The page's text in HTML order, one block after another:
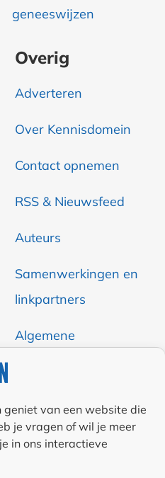
geniet van een website die
je vragen of wil je meer
in ons interactieve
geneeswijzen
Overig
Adverteren
Over Kennisdomein
Contact opnemen
RSS & Nieuwsfeed
Auteurs
Samenwerkingen en
linkpartners
Algemene
Privacyverklaring (EU)